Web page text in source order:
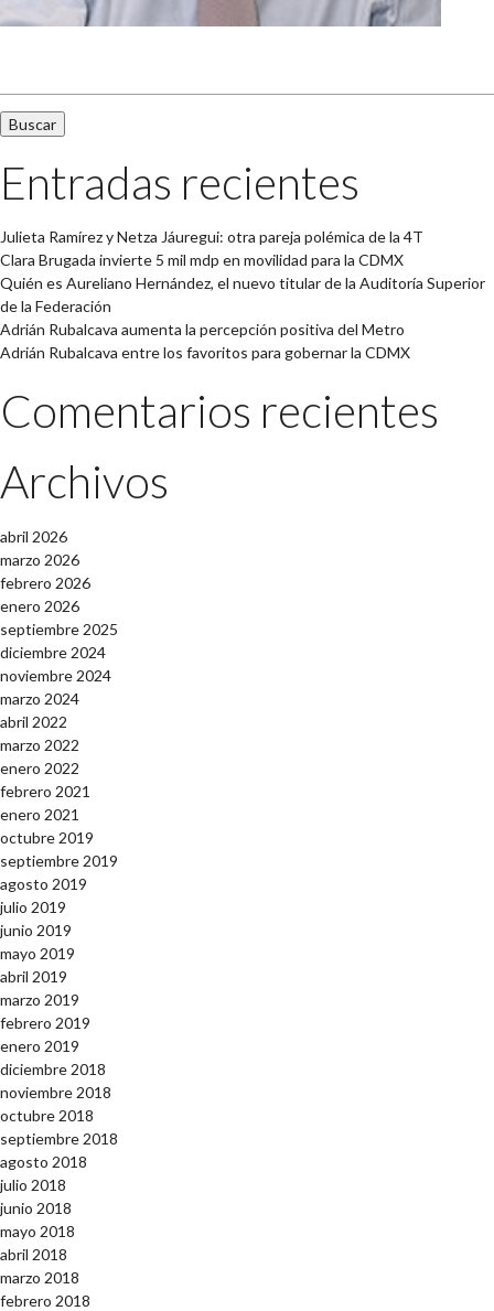
Entradas recientes
Julieta Ramírez y Netza Jáuregui: otra pareja polémica de la 4T
Clara Brugada invierte 5 mil mdp en movilidad para la CDMX
Quién es Aureliano Hernández, el nuevo titular de la Auditoría Superior
de la Federación
Adrián Rubalcava aumenta la percepción positiva del Metro
Adrián Rubalcava entre los favoritos para gobernar la CDMX
Comentarios recientes
Archivos
abril 2026
marzo 2026
febrero 2026
enero 2026
septiembre 2025
diciembre 2024
noviembre 2024
marzo 2024
abril 2022
marzo 2022
enero 2022
febrero 2021
enero 2021
octubre 2019
septiembre 2019
agosto 2019
julio 2019
junio 2019
mayo 2019
abril 2019
marzo 2019
febrero 2019
enero 2019
diciembre 2018
noviembre 2018
octubre 2018
septiembre 2018
agosto 2018
julio 2018
junio 2018
mayo 2018
abril 2018
marzo 2018
febrero 2018